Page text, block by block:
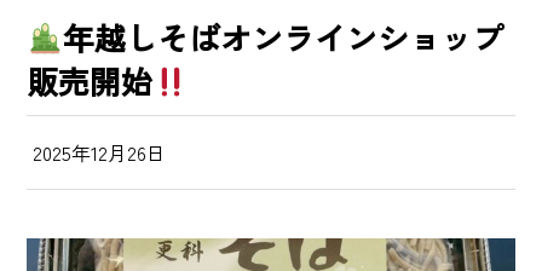
年越しそばオンラインショップ
販売開始
2025年12月26日